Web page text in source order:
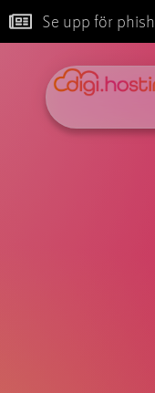
Se upp för